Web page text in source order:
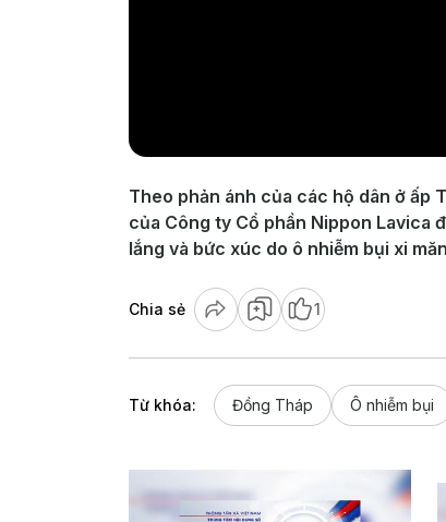
Theo phản ánh của các hộ dân ở ấp
của Công ty Cổ phần Nippon Lavica
lắng và bức xúc do ô nhiễm bụi xi
Chia sẻ 1
Từ khóa: Đồng Tháp Ô nhiễm bụi